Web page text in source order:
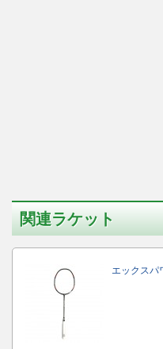
関連ラケット
エックスパ